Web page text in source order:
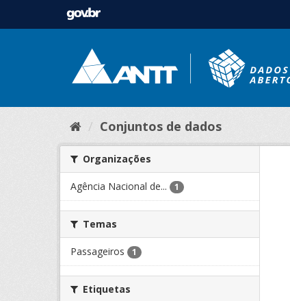
Conjuntos de dados
Organizações
Agência Nacional de... 1
Temas
Passageiros 1
Etiquetas